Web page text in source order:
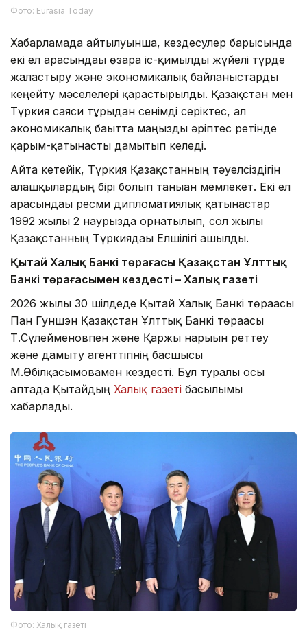
Фото: Eurasia Today
Хабарламада айтылуынша, кездесулер барысында
екі ел арасындағы өзара іс-қимылды жүйелі түрде
жалғастыру және экономикалық байланыстарды
кеңейту мәселелері қарастырылды. Қазақстан мен
Түркия саяси тұрғыдан сенімді серіктес, ал
экономикалық бағытта маңызды әріптес ретінде
қарым-қатынасты дамытып келеді.
Айта кетейік, Түркия Қазақстанның тәуелсіздігін
алғашқылардың бірі болып таныған мемлекет. Екі ел
арасындағы ресми дипломатиялық қатынастар
1992 жылғы 2 наурызда орнатылып, сол жылы
Қазақстанның Түркиядағы Елшілігі ашылды.
Қытай Халық Банкі төрағасы Қазақстан Ұлттық
Банкі төрағасымен кездесті – Халық газеті
2026 жылы 30 шілдеде Қытай Халық Банкі төрағасы
Пан Гуншэн Қазақстан Ұлттық Банкі төрағасы
Т.Сүлейменовпен және Қаржы нарығын реттеу
және дамыту агенттігінің басшысы
М.Әбілқасымовамен кездесті. Бұл туралы осы
аптада Қытайдың Халық газеті басылымы
хабарлады.
Фото: Халық газеті